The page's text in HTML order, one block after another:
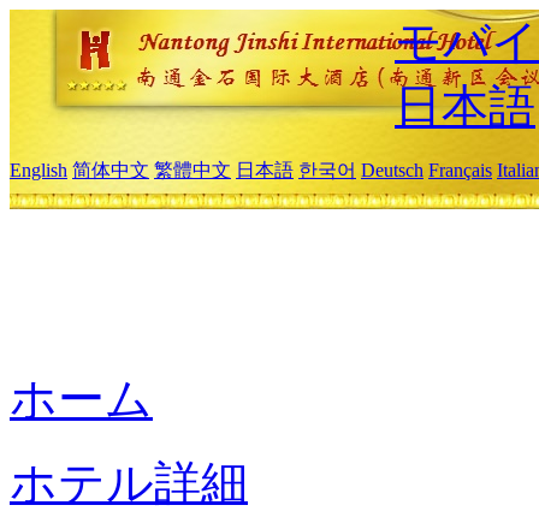
モバ
日本語
English 简体中文 繁體中文 日本語 한국어 Deutsch Français
ホーム
ホテル詳細